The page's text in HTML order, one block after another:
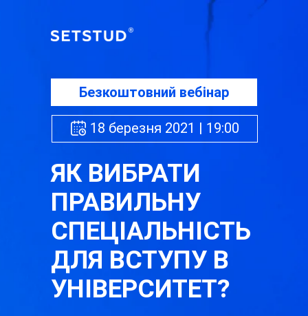
ЯК ВИБРАТИ
ПРАВИЛЬНУ
СПЕЦІАЛЬНІСТЬ
ДЛЯ ВСТУПУ В
УНІВЕРСИТЕТ?
Безкоштовний вебінар
18 березня 2021 | 19:00
00 : 00 : 00 : 00
днів годин